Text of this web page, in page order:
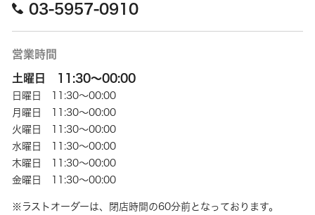
03-5957-0910
営業時間
土曜日 11:30～00:00
日曜日 11:30～00:00
月曜日 11:30～00:00
火曜日 11:30～00:00
水曜日 11:30～00:00
木曜日 11:30～00:00
金曜日 11:30～00:00